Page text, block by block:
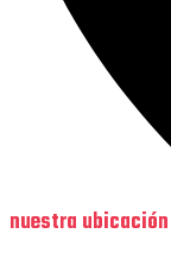
nuestra ubicación